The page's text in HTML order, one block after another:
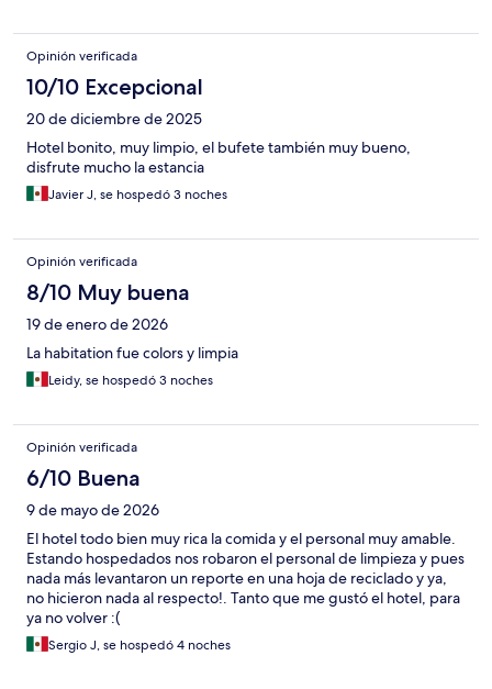
Opinión verificada
10/10 Excepcional
20 de diciembre de 2025
Hotel bonito, muy limpio, el bufete también muy bueno,
disfrute mucho la estancia
Javier J, se hospedó 3 noches
Opinión verificada
8/10 Muy buena
19 de enero de 2026
La habitation fue colors y limpia
Leidy, se hospedó 3 noches
Opinión verificada
6/10 Buena
9 de mayo de 2026
El hotel todo bien muy rica la comida y el personal muy amable.
Estando hospedados nos robaron el personal de limpieza y pues
nada más levantaron un reporte en una hoja de reciclado y ya,
no hicieron nada al respecto!. Tanto que me gustó el hotel, para
ya no volver :(
Sergio J, se hospedó 4 noches